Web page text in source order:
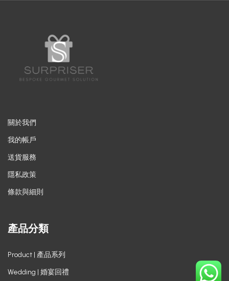
關於我們
我的帳戶
送貨服務
隱私政策
條款與細則
產品分類
Product | 產品系列
Wedding | 婚宴回禮